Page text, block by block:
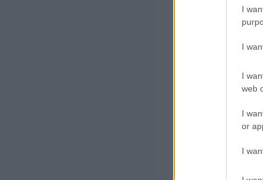
I
I
I
web
I
or
I
Kitértek rá,
2024-es
A